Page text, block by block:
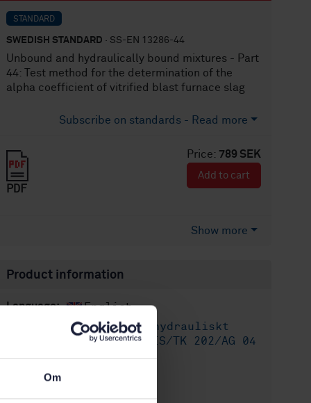
Om
STANDARD
SWEDISH STANDARD · SS-EN 13286-44
Unbound and hydraulically bound mixtures - Part
44: Test method for the determination of the
alpha coefficient of vitrified blast furnace slag
Subscribe on standards - Read more
Price: 789 SEK
PDF
Add to cart
Show more
Product information
Language: English
Obundet och hydrauliskt
bundet vägmaterial, SIS/TK 202/AG 04
International title:
Article no:STD-34111